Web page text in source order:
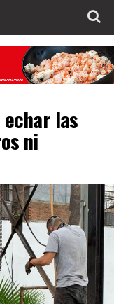
echar las
ni